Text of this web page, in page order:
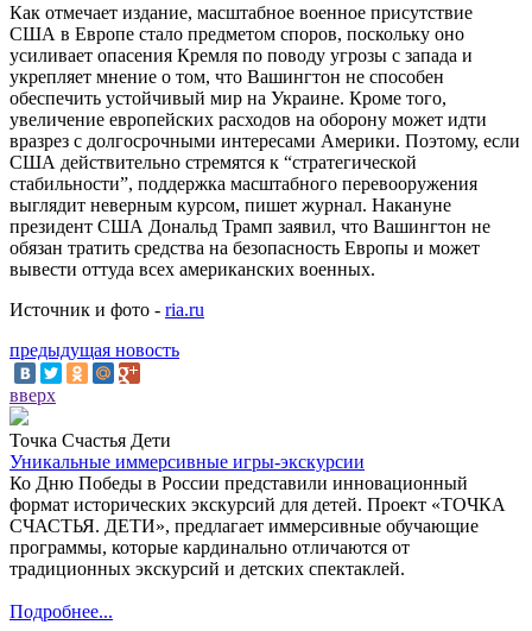
Как отмечает издание, масштабное военное присутствие
США в Европе стало предметом споров, поскольку оно
усиливает опасения Кремля по поводу угрозы с запада и
укрепляет мнение о том, что Вашингтон не способен
обеспечить устойчивый мир на Украине. Кроме того,
увеличение европейских расходов на оборону может идти
вразрез с долгосрочными интересами Америки. Поэтому, если
США действительно стремятся к “стратегической
стабильности”, поддержка масштабного перевооружения
выглядит неверным курсом, пишет журнал. Накануне
президент США Дональд Трамп заявил, что Вашингтон не
обязан тратить средства на безопасность Европы и может
вывести оттуда всех американских военных.
Источник и фото - ria.ru
предыдущая новость
вверх
Точка Счастья Дети
Уникальные иммерсивные игры-экскурсии
Ко Дню Победы в России представили инновационный
формат исторических экскурсий для детей. Проект «ТОЧКА
СЧАСТЬЯ. ДЕТИ», предлагает иммерсивные обучающие
программы, которые кардинально отличаются от
традиционных экскурсий и детских спектаклей.
Подробнее...